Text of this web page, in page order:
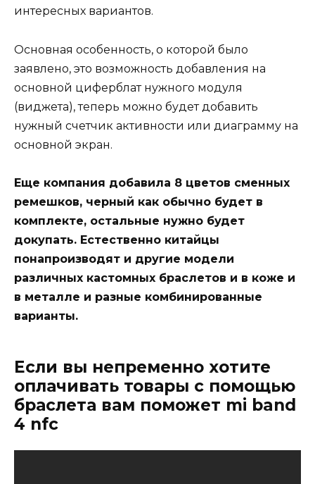
интересных вариантов.
Основная особенность, о которой было
заявлено, это возможность добавления на
основной циферблат нужного модуля
(виджета), теперь можно будет добавить
нужный счетчик активности или диаграмму на
основной экран.
Еще компания добавила 8 цветов сменных
ремешков, черный как обычно будет в
комплекте, остальные нужно будет
докупать. Естественно китайцы
понапроизводят и другие модели
различных кастомных браслетов и в коже и
в металле и разные комбинированные
варианты.
Если вы непременно хотите
оплачивать товары с помощью
браслета вам поможет mi band
4 nfc